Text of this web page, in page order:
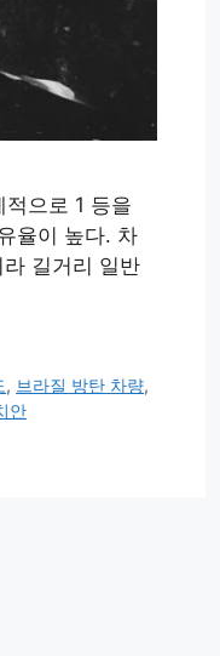
으로 1 등을
율이 높다. 차
길거리 일반
, 브라질 방탄 차량,
안